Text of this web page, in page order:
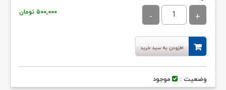
۵۰۰,۰۰۰ تومان
افزودن به سبد خرید
وضعیت : موجود